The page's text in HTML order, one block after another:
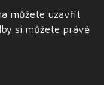
můžete uzavřít
si můžete právě